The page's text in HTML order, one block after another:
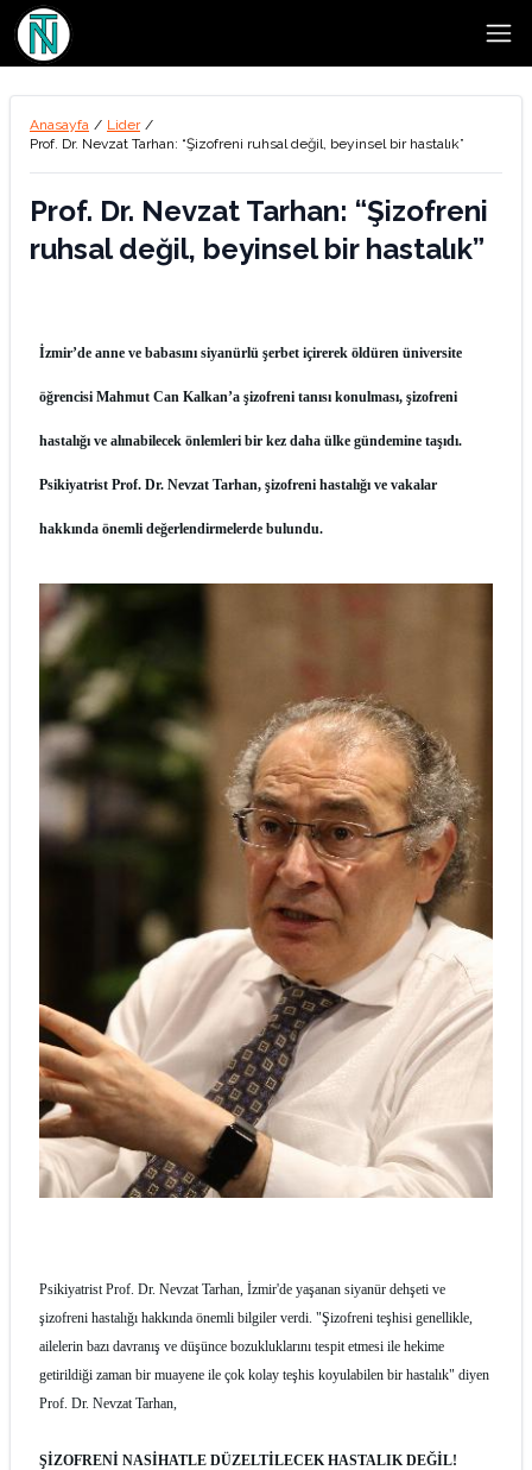
Anasayfa / Lider /
Prof. Dr. Nevzat Tarhan: “Şizofreni ruhsal değil, beyinsel bir hastalık”
Prof. Dr. Nevzat Tarhan: “Şizofreni
ruhsal değil, beyinsel bir hastalık”
İzmir’de anne ve babasını siyanürlü şerbet içirerek öldüren üniversite
öğrencisi Mahmut Can Kalkan’a şizofreni tanısı konulması, şizofreni
hastalığı ve alınabilecek önlemleri bir kez daha ülke gündemine taşıdı.
Psikiyatrist Prof. Dr. Nevzat Tarhan, şizofreni hastalığı ve vakalar
hakkında önemli değerlendirmelerde bulundu.
Psikiyatrist Prof. Dr. Nevzat Tarhan, İzmir'de yaşanan siyanür dehşeti ve
şizofreni hastalığı hakkında önemli bilgiler verdi. "Şizofreni teşhisi genellikle,
ailelerin bazı davranış ve düşünce bozukluklarını tespit etmesi ile hekime
getirildiği zaman bir muayene ile çok kolay teşhis koyulabilen bir hastalık" diyen
Prof. Dr. Nevzat Tarhan,
ŞİZOFRENİ NASİHATLE DÜZELTİLECEK HASTALIK DEĞİL!